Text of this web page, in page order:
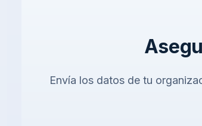
Envía los datos de tu